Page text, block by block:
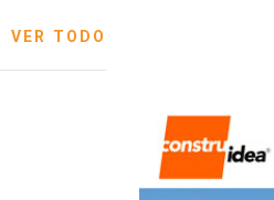
VER TODO